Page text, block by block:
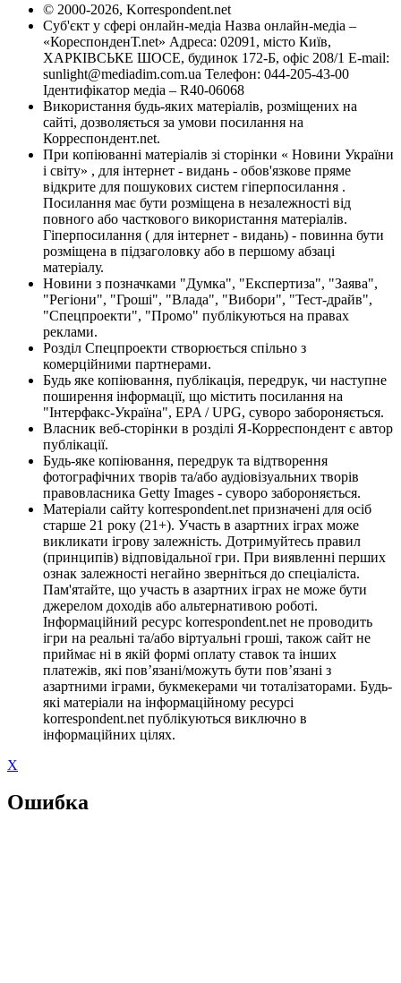
© 2000-2026, Korrespondent.net
Суб'єкт у сфері онлайн-медіа Назва онлайн-медіа –
«КореспонденТ.net» Адреса: 02091, місто Київ,
ХАРКІВСЬКЕ ШОСЕ, будинок 172-Б, офіс 208/1 E-mail:
sunlight@mediadim.com.ua Телефон: 044-205-43-00
Ідентифікатор медіа – R40-06068
Використання будь-яких матеріалів, розміщених на
сайті, дозволяється за умови посилання на
Корреспондент.net.
При копіюванні матеріалів зі сторінки « Новини України
і світу» , для інтернет - видань - обов'язкове пряме
відкрите для пошукових систем гіперпосилання .
Посилання має бути розміщена в незалежності від
повного або часткового використання матеріалів.
Гіперпосилання ( для інтернет - видань) - повинна бути
розміщена в підзаголовку або в першому абзаці
матеріалу.
Новини з позначками "Думка", "Експертиза", "Заява",
"Регіони", "Гроші", "Влада", "Вибори", "Тест-драйв",
"Спецпроекти", "Промо" публікуються на правах
реклами.
Розділ Спецпроекти створюється спільно з
комерційними партнерами.
Будь яке копіювання, публікація, передрук, чи наступне
поширення інформації, що містить посилання на
"Інтерфакс-Україна", EPA / UPG, суворо забороняється.
Власник веб-сторінки в розділі Я-Корреспондент є автор
публікації.
Будь-яке копіювання, передрук та відтворення
фотографічних творів та/або аудіовізуальних творів
правовласника Getty Images - суворо забороняється.
Матеріали сайту korrespondent.net призначені для осіб
старше 21 року (21+). Участь в азартних іграх може
викликати ігрову залежність. Дотримуйтесь правил
(принципів) відповідальної гри. При виявленні перших
ознак залежності негайно зверніться до спеціаліста.
Пам'ятайте, що участь в азартних іграх не може бути
джерелом доходів або альтернативою роботі.
Інформаційний ресурс korrespondent.net не проводить
ігри на реальні та/або віртуальні гроші, також сайт не
приймає ні в якій формі оплату ставок та інших
платежів, які пов’язані/можуть бути пов’язані з
азартними іграми, букмекерами чи тоталізаторами. Будь-
які матеріали на інформаційному ресурсі
korrespondent.net публікуються виключно в
інформаційних цілях.
X
Ошибка